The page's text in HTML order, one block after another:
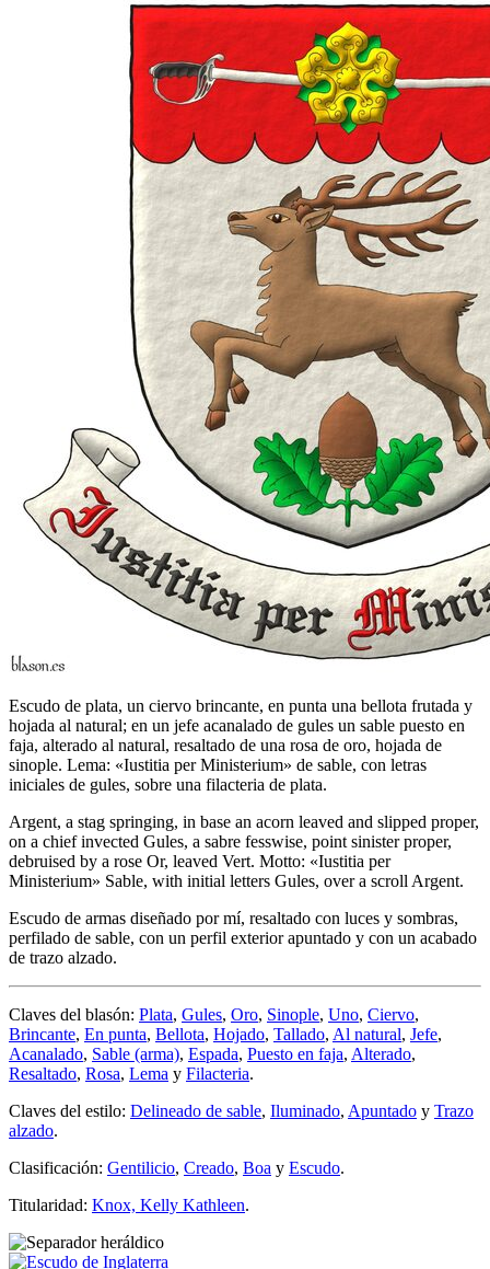
Escudo de plata, un ciervo brincante, en punta una bellota frutada y
hojada al natural; en un jefe acanalado de gules un sable puesto en
faja, alterado al natural, resaltado de una rosa de oro, hojada de
sinople. Lema: «Iustitia per Ministerium» de sable, con letras
iniciales de gules, sobre una filacteria de plata.
Argent, a stag springing, in base an acorn leaved and slipped proper,
on a chief invected Gules, a sabre fesswise, point sinister proper,
debruised by a rose Or, leaved Vert. Motto: «Iustitia per
Ministerium» Sable, with initial letters Gules, over a scroll Argent.
Escudo de armas diseñado por mí, resaltado con luces y sombras,
perfilado de sable, con un perfil exterior apuntado y con un acabado
de trazo alzado.
Claves del blasón: Plata, Gules, Oro, Sinople, Uno, Ciervo,
Brincante, En punta, Bellota, Hojado, Tallado, Al natural, Jefe,
Acanalado, Sable (arma), Espada, Puesto en faja, Alterado,
Resaltado, Rosa, Lema y Filacteria.
Claves del estilo: Delineado de sable, Iluminado, Apuntado y Trazo
alzado.
Clasificación: Gentilicio, Creado, Boa y Escudo.
Titularidad: Knox, Kelly Kathleen.